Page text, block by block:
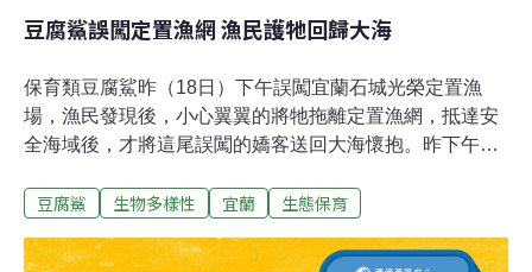
豆腐鯊誤闖定置漁網 漁民護牠回歸大海
保育類豆腐鯊昨（18日）下午誤闖宜蘭石城光榮定置漁
場，漁民發現後，小心翼翼的將牠拖離定置漁網，抵達安
全海域後，才將這尾誤闖的嬌客送回大海懷抱。昨下午定
腐鯊混在於群內，目測長約5公尺、重達2噸，長如舢舨船
可以安置，在場漁民決定讓其放歸大海。
豆腐鯊 生物多樣性 宜蘭 生態保育